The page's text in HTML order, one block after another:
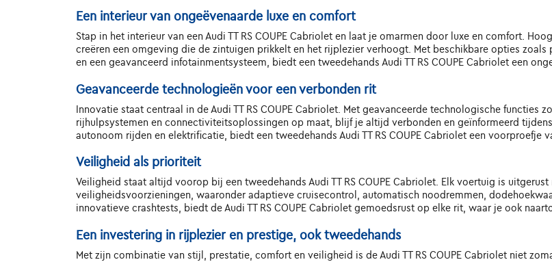
Een interieur van ongeëvenaarde luxe en comfort
Stap in het interieur van een Audi TT RS COUPE Cabriolet en laat je omarmen door luxe en comfort.
creëren een omgeving die de zintuigen prikkelt en het rijplezier verhoogt. Met beschikbare opties
en een geavanceerd infotainmentsysteem, biedt een tweedehands Audi TT RS COUPE Cabriolet een
Geavanceerde technologieën voor een verbonden rit
Innovatie staat centraal in de Audi TT RS COUPE Cabriolet. Met geavanceerde technologische
rijhulpsystemen en connectiviteitsoplossingen op maat, blijf je altijd verbonden en geïnformeerd
autonoom rijden en elektrificatie, biedt een tweedehands Audi TT RS COUPE Cabriolet een voorproefje
Veiligheid als prioriteit
Veiligheid staat altijd voorop bij een tweedehands Audi TT RS COUPE Cabriolet. Elk voertuig is
veiligheidsvoorzieningen, waaronder adaptieve cruisecontrol, automatisch noodremmen,
innovatieve crashtests, biedt de Audi TT RS COUPE Cabriolet gemoedsrust op elke rit, waar je ook
Een investering in rijplezier en prestige, ook tweedehands
Met zijn combinatie van stijl, prestatie, comfort en veiligheid is de Audi TT RS COUPE Cabriolet niet